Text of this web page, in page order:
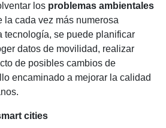
los problemas ambientales
la cada vez más numerosa
tecnología, se puede planificar
datos de movilidad, realizar
de posibles cambios de
encaminado a mejorar la calidad
cities